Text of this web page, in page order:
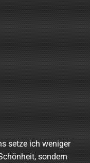
setze ich weniger
sondern